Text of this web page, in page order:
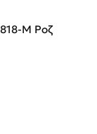
818-Μ Ροζ
€12.00.
τιμή